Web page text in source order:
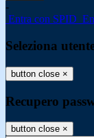
-
Entra con SPID
Seleziona
button close ×
Recupero
button close ×